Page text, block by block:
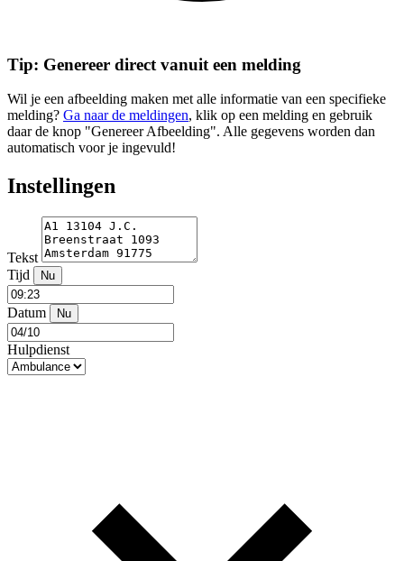
Tip: Genereer direct vanuit een melding
Wil je een afbeelding maken met alle informatie van een specifieke
melding? Ga naar de meldingen, klik op een melding en gebruik
daar de knop "Genereer Afbeelding". Alle gegevens worden dan
automatisch voor je ingevuld!
Instellingen
Tekst
Tijd
Nu
Datum Nu
Hulpdienst